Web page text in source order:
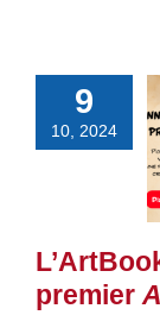
9
10, 2024
premier